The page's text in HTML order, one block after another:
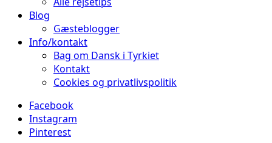
Blog
Gæsteblogger
Info/kontakt
Bag om Dansk i Tyrkiet
Kontakt
Cookies og privatlivspolitik
Facebook
Instagram
Pinterest